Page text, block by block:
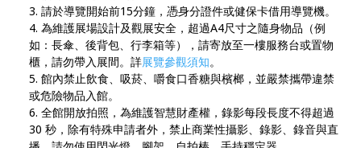
請於導覽開始前15分鐘，憑身分證件或健保卡借用導覽機。
為維護展場設計及觀展安全，超過A4尺寸之隨身物品（例
如：長傘、後背包、行李箱等），請寄放至一樓服務台或置物
櫃，請勿帶入展間。詳展覽參觀須知。
館內禁止飲食、吸菸、嚼食口香糖與檳榔，並嚴禁攜帶違禁
或危險物品入館。
全館開放拍照，為維護智慧財產權，錄影每段長度不得超過
30 秒，除有特殊申請者外，禁止商業性攝影、錄影、錄音與直